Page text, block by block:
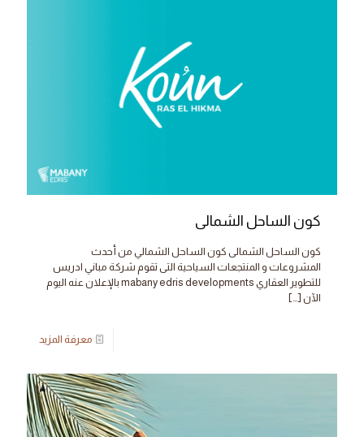
كون الساحل الشمالى
كون الساحل الشمالى كون الساحل الشمالي من أحدث
المشروعات و المنتجعات السياحية التى تقوم شركة مباني ادريس
للتطوير العقاري mabany edris developments بالإعلان عنه اليوم
الآن […]
معرفة المزيد